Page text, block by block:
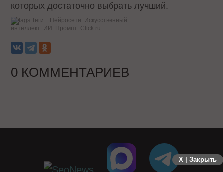
которых достаточно выбрать лучший.
Теги: Нейросети
Искусственный
интеллект
ИИ Промпт Click.ru
0 КОММЕНТАРИЕВ
X | Закрыть